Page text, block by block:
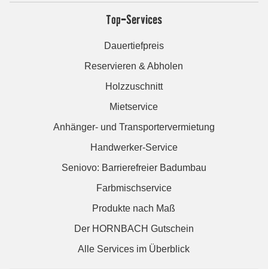
Top-Services
Dauertiefpreis
Reservieren & Abholen
Holzzuschnitt
Mietservice
Anhänger- und Transportervermietung
Handwerker-Service
Seniovo: Barrierefreier Badumbau
Farbmischservice
Produkte nach Maß
Der HORNBACH Gutschein
Alle Services im Überblick